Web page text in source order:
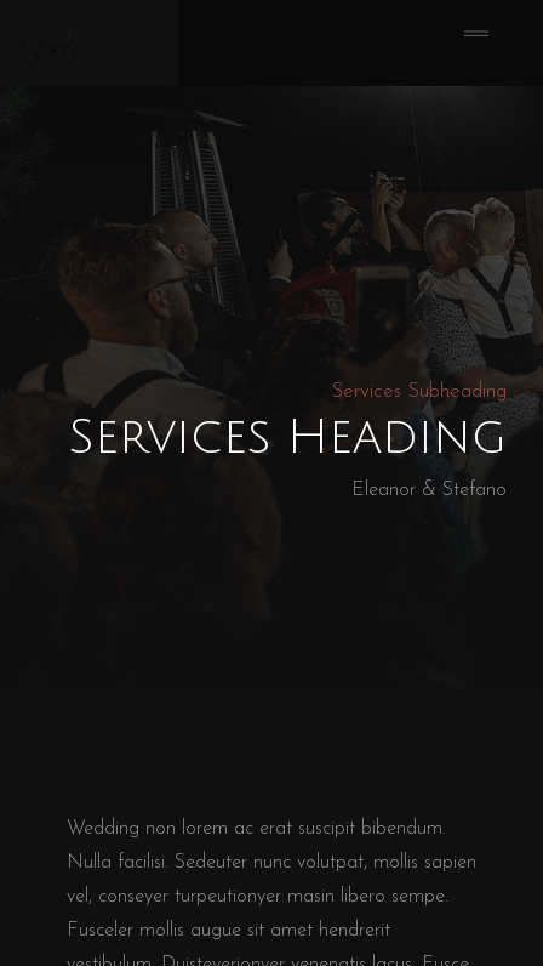
Services Subheading
Services Heading
Eleanor & Stefano
Wedding non lorem ac erat suscipit bibendum.
Nulla facilisi. Sedeuter nunc volutpat, mollis sapien
vel, conseyer turpeutionyer masin libero sempe.
Fusceler mollis augue sit amet hendrerit